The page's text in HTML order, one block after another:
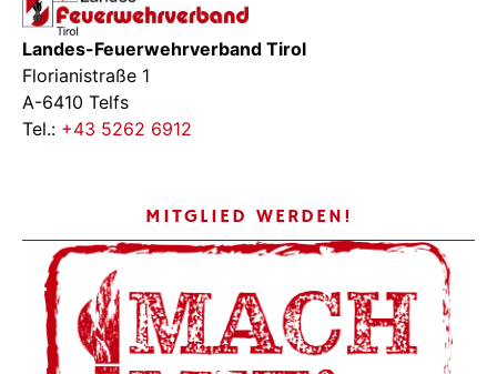
Landes-Feuerwehrverband Tirol
Florianistraße 1
A-6410 Telfs
Tel.: +43 5262 6912
MITGLIED WERDEN!